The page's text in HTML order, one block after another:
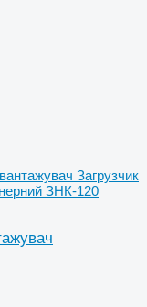
Загрузчик
ЗНК-120